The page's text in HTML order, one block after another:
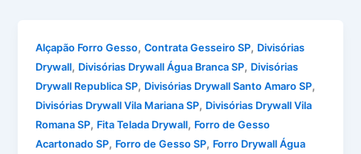
Alçapão Forro Gesso,Contrata Gesseiro SP, Divisórias
Drywall, Divisórias Drywall Água Branca SP, Divisórias
Drywall Republica SP, Divisórias Drywall Santo Amaro SP,
Divisórias Drywall Vila Mariana SP, Divisórias Drywall Vila
Romana SP, Fita Telada Drywall, Forro de Gesso
Acartonado SP, Forro de Gesso SP, Forro Drywall Água